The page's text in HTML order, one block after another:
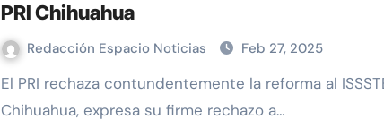
PRI Chihuahua
Redacción Espacio Noticias Feb 27, 2025
El PRI rechaza contundentemente la reforma al ISSSTE El PRI Estatal de
Chihuahua, expresa su firme rechazo a…